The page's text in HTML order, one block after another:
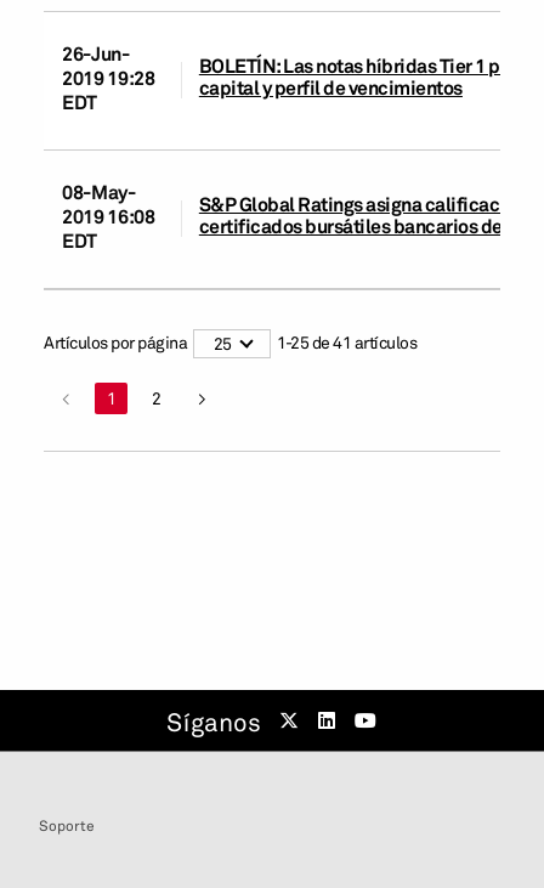
26-Jun-
2019 19:28
EDT
BOLETÍN: Las notas híbridas Tier 1 por
capital y perfil de vencimientos
08-May-
2019 16:08
EDT
S&P Global Ratings asigna calificaciones
certificados bursátiles bancarios de
Artículos por página 25 1-25de41 artículos
< 1 2 >
Síganos
Soporte